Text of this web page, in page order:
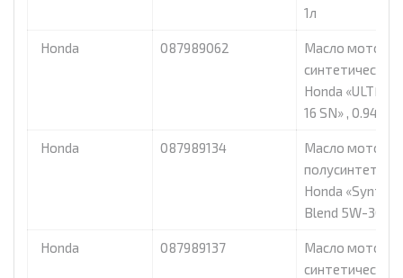
1л
Honda 087989062
Масло
синтетическое
Honda
16 SN» , 0.946 л
Honda 087989134
Масло
Honda
Blend 5W-30»,
Honda 087989137
Масло
синтетическое